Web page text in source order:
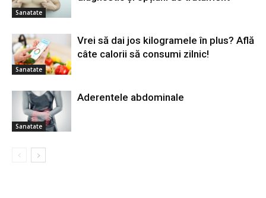
Sanatate
Sanatate
Vrei să dai jos kilogramele în plus? Află
câte calorii să consumi zilnic!
Sanatate
Aderentele abdominale